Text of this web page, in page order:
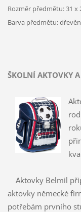
Rozměr předmětu: 31 x
Barva předmětu:
ŠKOLNÍ AKTOVKY
Aktovky Belmil
aktovky německé
potřebám prvního